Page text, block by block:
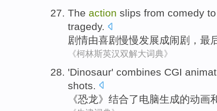
The action slips from comedy
tragedy.
剧情由喜剧慢慢发展成闹剧， 最
《柯林斯英汉双解大词典》
'Dinosaur' combines CGI
shots
《恐龙》 结合了电脑生成的动画